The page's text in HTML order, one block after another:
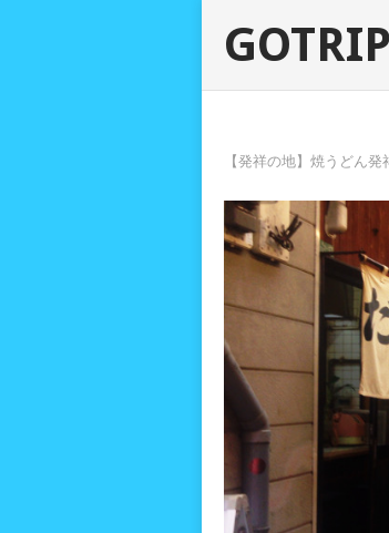
【発祥の地】焼うどん